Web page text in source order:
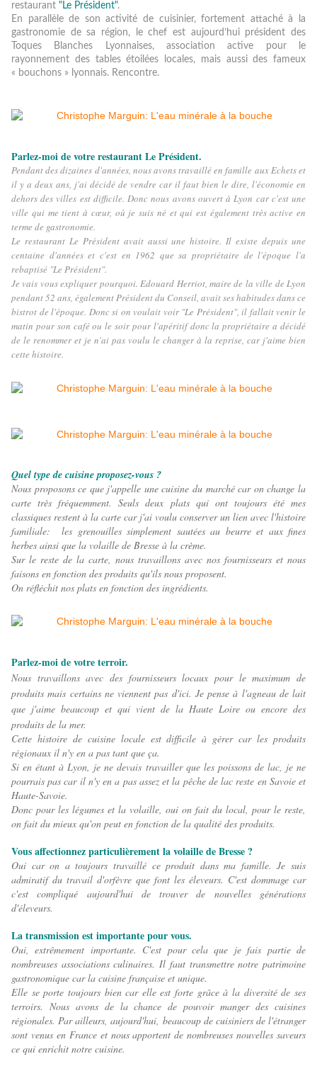
restaurant "Le Président".
En parallèle de son activité de cuisinier, fortement attaché à la
gastronomie de sa région, le chef est aujourd’hui président des
Toques Blanches Lyonnaises, association active pour le
rayonnement des tables étoilées locales, mais aussi des fameux
« bouchons » lyonnais. Rencontre.
Parlez-moi de votre restaurant Le Président.
Pendant des dizaines d'années, nous avons travaillé en famille aux Echets et
il y a deux ans, j'ai décidé de vendre car il faut bien le dire, l'économie en
dehors des villes est difficile. Donc nous avons ouvert à Lyon car c'est une
ville qui me tient à cœur, où je suis né et qui est également très active en
terme de gastronomie.
Le restaurant Le Président avait aussi une histoire. Il existe depuis une
centaine d'années et c'est en 1962 que sa propriétaire de l'époque l'a
rebaptisé "Le Président".
Je vais vous expliquer pourquoi. Edouard Herriot, maire de la ville de Lyon
pendant 52 ans, également Président du Conseil, avait ses habitudes dans ce
bistrot de l'époque. Donc si on voulait voir "Le Président", il fallait venir le
matin pour son café ou le soir pour l'apéritif donc la propriétaire a décidé
de le renommer et je n'ai pas voulu le changer à la reprise, car j'aime bien
cette histoire.
Quel type de cuisine proposez-vous ?
Nous proposons ce que j'appelle une cuisine du marché car on change la
carte très fréquemment. Seuls deux plats qui ont toujours été mes
classiques restent à la carte car j'ai voulu conserver un lien avec l'histoire
familiale: les grenouilles simplement sautées au beurre et aux fines
herbes ainsi que la volaille de Bresse à la crème.
Sur le reste de la carte, nous travaillons avec nos fournisseurs et nous
faisons en fonction des produits qu'ils nous proposent.
On réfléchit nos plats en fonction des ingrédients.
Parlez-moi de votre terroir.
Nous travaillons avec des fournisseurs locaux pour le maximum de
produits mais certains ne viennent pas d'ici. Je pense à l'agneau de lait
que j'aime beaucoup et qui vient de la Haute Loire ou encore des
produits de la mer.
Cette histoire de cuisine locale est difficile à gérer car les produits
régionaux il n'y en a pas tant que ça.
Si en étant à Lyon, je ne devais travailler que les poissons de lac, je ne
pourrais pas car il n'y en a pas assez et la pêche de lac reste en Savoie et
Haute-Savoie.
Donc pour les légumes et la volaille, oui on fait du local, pour le reste,
on fait du mieux qu'on peut en fonction de la qualité des produits.
Vous affectionnez particulièrement la volaille de Bresse ?
Oui car on a toujours travaillé ce produit dans ma famille. Je suis
admiratif du travail d'orfèvre que font les éleveurs. C'est dommage car
c'est compliqué aujourd'hui de trouver de nouvelles générations
d'éleveurs.
La transmission est importante pour vous.
Oui, extrêmement importante. C'est pour cela que je fais partie de
nombreuses associations culinaires. Il faut transmettre notre patrimoine
gastronomique car la cuisine française et unique.
Elle se porte toujours bien car elle est forte grâce à la diversité de ses
terroirs. Nous avons de la chance de pouvoir manger des cuisines
régionales. Par ailleurs, aujourd'hui, beaucoup de cuisiniers de l'étranger
sont venus en France et nous apportent de nombreuses nouvelles saveurs
ce qui enrichit notre cuisine.